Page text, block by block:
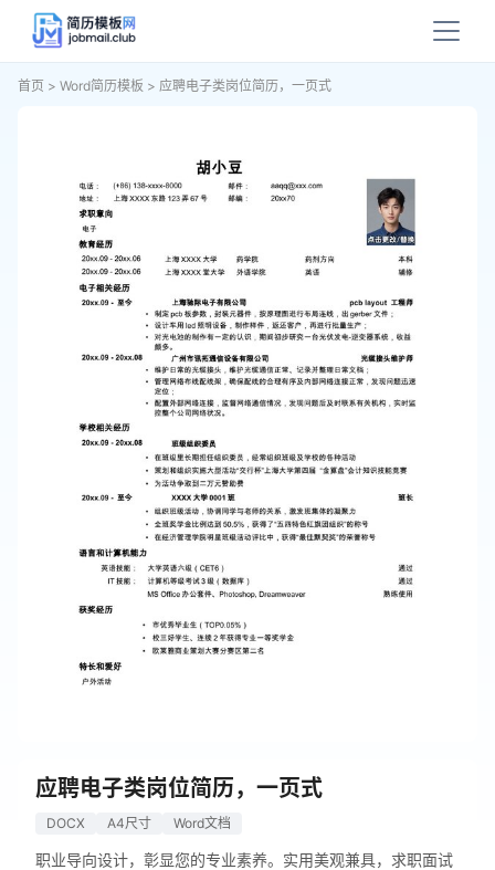
首页 > Word简历模板 > 应聘电子类岗位简历，一页式
应聘电子类岗位简历，一页式
DOCX A4尺寸 Word文档
职业导向设计，彰显您的专业素养。实用美观兼具，求职面试